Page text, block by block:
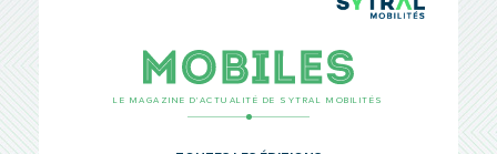
LE MAGAZINE D’ACTUALITÉ DE SYTRAL MOBILITÉS